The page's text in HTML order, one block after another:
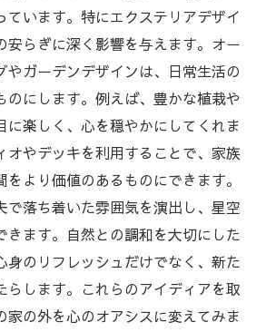
しをもたらすエクステリアのア
、自分だけの癒やしの空間！エ
力
ています。特にエクステリアデザイ
安らぎに深く影響を与えます。オー
やガーデンデザインは、日常生活の
のにします。例えば、豊かな植栽や
に楽しく、心を穏やかにしてくれま
オやデッキを利用することで、家族
より価値のあるものにできます。
で落ち着いた雰囲気を演出し、星空
きます。自然との調和を大切にした
身のリフレッシュだけでなく、新た
らします。これらのアイディアを取
家の外を心のオアシスに変えてみま